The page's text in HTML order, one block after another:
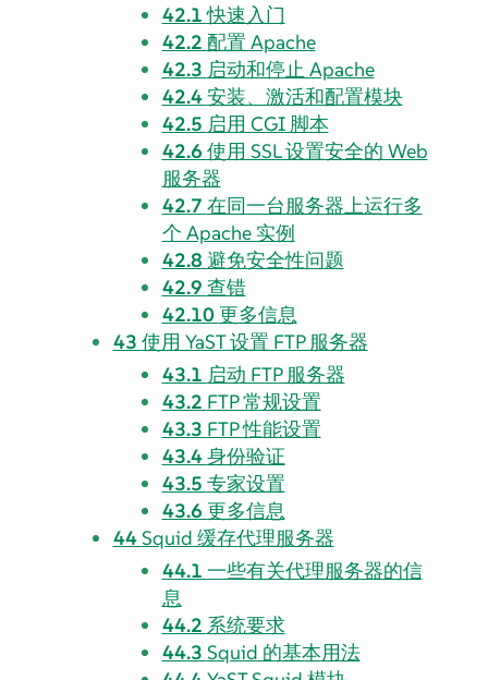
42.1快速入门
42.2 配置 Apache
42.3 启动和停止 Apache
42.4安装、激活和配置模块
42.5 启用 CGI 脚本
42.6 使用 SSL 设置安全的 Web
服务器
42.7 在同一台服务器上运行多
个 Apache 实例
42.8 避免安全性问题
42.9 查错
42.10更多信息
43 使用 YaST 设置 FTP 服务器
43.1 启动 FTP 服务器
43.2 FTP 常规设置
43.3 FTP 性能设置
43.4身份验证
43.5 专家设置
43.6 更多信息
44Squid 缓存代理服务器
44.1 一些有关代理服务器的信
息
44.2 系统要求
44.3 Squid 的基本用法